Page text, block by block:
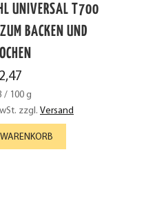
UNIVERSAL T700
BACKEN UND
/ 100 g
zzgl. Versand